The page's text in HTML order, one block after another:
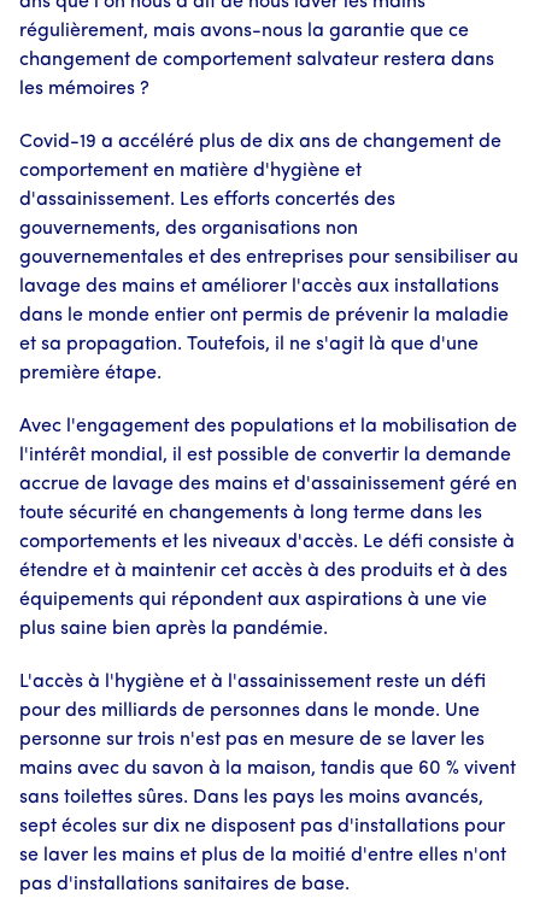
régulièrement, mais avons-nous la garantie que ce
changement de comportement salvateur restera dans
les mémoires ?
Covid-19 a accéléré plus de dix ans de changement de
comportement en matière d'hygiène et
d'assainissement. Les efforts concertés des
gouvernements, des organisations non
gouvernementales et des entreprises pour sensibiliser au
lavage des mains et améliorer l'accès aux installations
dans le monde entier ont permis de prévenir la maladie
et sa propagation. Toutefois, il ne s'agit là que d'une
première étape.
Avec l'engagement des populations et la mobilisation de
l'intérêt mondial, il est possible de convertir la demande
accrue de lavage des mains et d'assainissement géré en
toute sécurité en changements à long terme dans les
comportements et les niveaux d'accès. Le défi consiste à
étendre et à maintenir cet accès à des produits et à des
équipements qui répondent aux aspirations à une vie
plus saine bien après la pandémie.
L'accès à l'hygiène et à l'assainissement reste un défi
pour des milliards de personnes dans le monde. Une
personne sur trois n'est pas en mesure de se laver les
mains avec du savon à la maison, tandis que 60 % vivent
sans toilettes sûres. Dans les pays les moins avancés,
sept écoles sur dix ne disposent pas d'installations pour
se laver les mains et plus de la moitié d'entre elles n'ont
pas d'installations sanitaires de base.